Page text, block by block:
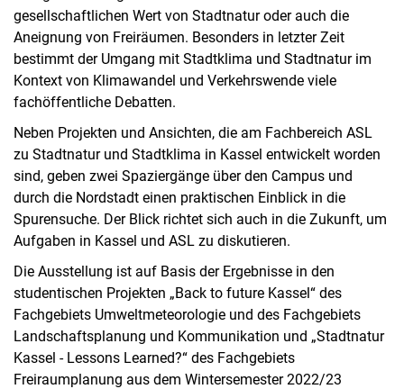
gesellschaftlichen Wert von Stadtnatur oder auch die
Aneignung von Freiräumen. Besonders in letzter Zeit
bestimmt der Umgang mit Stadtklima und Stadtnatur im
Kontext von Klimawandel und Verkehrswende viele
fachöffentliche Debatten.
Neben Projekten und Ansichten, die am Fachbereich ASL
zu Stadtnatur und Stadtklima in Kassel entwickelt worden
sind, geben zwei Spaziergänge über den Campus und
durch die Nordstadt einen praktischen Einblick in die
Spurensuche. Der Blick richtet sich auch in die Zukunft, um
Aufgaben in Kassel und ASL zu diskutieren.
Die Ausstellung ist auf Basis der Ergebnisse in den
studentischen Projekten „Back to future Kassel“ des
Fachgebiets Umweltmeteorologie und des Fachgebiets
Landschaftsplanung und Kommunikation und „Stadtnatur
Kassel - Lessons Learned?“ des Fachgebiets
Freiraumplanung aus dem Wintersemester 2022/23